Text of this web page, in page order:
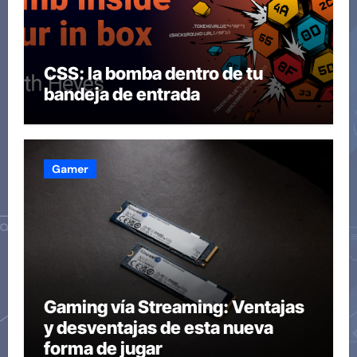
CSS: la bomba dentro de tu
bandeja de entrada
Gamer
Gaming vía Streaming: Ventajas
y desventajas de esta nueva
forma de jugar